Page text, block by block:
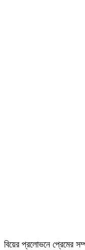
বিয়ের প্রলোভনে প্রেমের